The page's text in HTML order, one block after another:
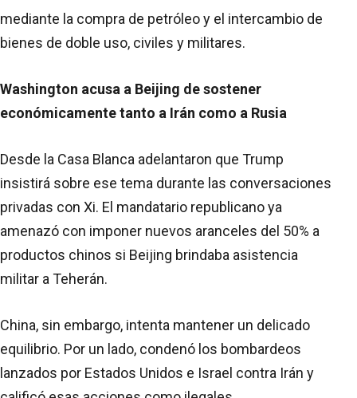
mediante la compra de petróleo y el intercambio de
bienes de doble uso, civiles y militares.
Washington acusa a Beijing de sostener
económicamente tanto a Irán como a Rusia
Desde la Casa Blanca adelantaron que Trump
insistirá sobre ese tema durante las conversaciones
privadas con Xi. El mandatario republicano ya
amenazó con imponer nuevos aranceles del 50% a
productos chinos si Beijing brindaba asistencia
militar a Teherán.
China, sin embargo, intenta mantener un delicado
equilibrio. Por un lado, condenó los bombardeos
lanzados por Estados Unidos e Israel contra Irán y